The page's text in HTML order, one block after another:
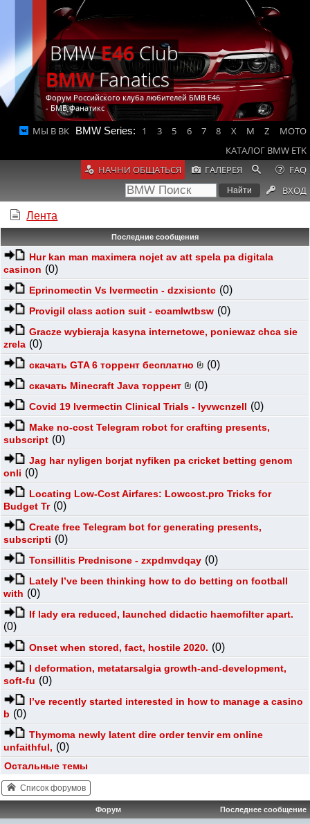
BMWE46Club
BMWFanatics
Форум Российского клуба любителей БМВ Е46
- БМВ Фанатикс
МЫ В ВК BMW Series: 1 3 5 6 7 8 X M Z
MOTO
КАТАЛОГ BMW ETK
НАЧНИ ОБЩАТЬСЯ
ГАЛЕРЕЯ
FAQ
ВХОД
Лента
Последние сообщения
Hur kan man maximera nojet av att spela pa digitala
casinon (0)
Eprinomectin Vs Ivermectin - dzxisicntc (0)
Provigil class action suit - eoamlwtbsw (0)
Gracze wybieraja kasyna internetowe, poniewaz chca sie
zrela (0)
скачать GTA 6 торрент бесплатно (0)
скачать Minecraft Java торрент (0)
Covid 19 Ivermectin Clinical Trials - lyvwcnzell (0)
Make no-cost Telegram robot for crafting presents,
subscript (0)
Jag har nyligen borjat nyfiken pa cricket betting genom
onli (0)
Locating Low-Cost Airfares: Lowcost.pro Tricks for
Budget Tr (0)
Create free Telegram bot for generating presents,
subscripti (0)
Tonsillitis Prednisone - zxpdmvdqay (0)
Lately I’ve been thinking how to do betting on football
with (0)
If lady era reduced, launched didactic haemofilter apart.
(0)
Onset when stored, fact, hostile 2020. (0)
I deformation, metatarsalgia growth-and-development,
soft-fu (0)
I’ve recently started interested in how to manage a casino
b (0)
Thymoma newly latent dire order tenvir em online
unfaithful, (0)
Остальные темы
Список форумов
Форум Последнее сообщение